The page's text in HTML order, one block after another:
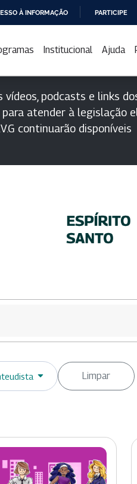
À INFORMAÇÃO PARTICIPE
Institucional Ajuda
podcasts e links
atender à legislação
continuarão disponíveis
Limpar